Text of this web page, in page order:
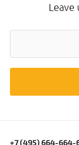
Leave
+7 (495) 664-664-